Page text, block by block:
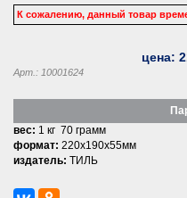
К сожалению, данный товар
цена:
Арт.: 10001624
вес: 1 кг 70 грамм
формат: 220x190x55мм
издатель: ТИЛЬ